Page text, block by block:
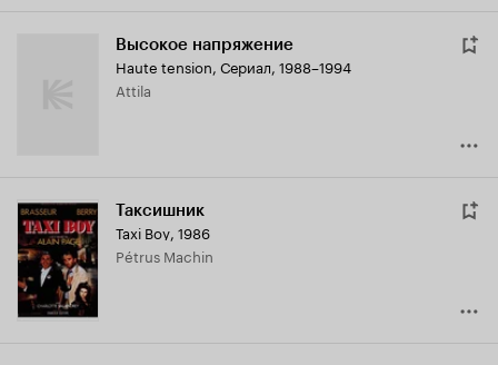
Высокое напряжение
Haute tension, Сериал, 1988–1994
Attila
Таксишник
Taxi Boy, 1986
Pétrus Machin